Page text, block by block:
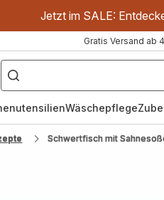
Jetzt im SALE:
Gratis Versand ab
["OptiGrill","Easy
Fry","Pfanne"]
Wäschepflege
Schwertfisch mit